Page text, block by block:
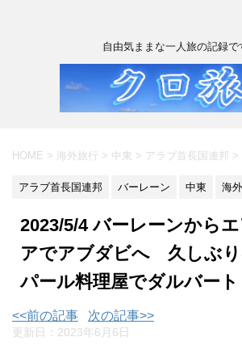
自由気ままな一人旅の記録で
HOME > 海外旅行 > 中東 > アラブ首長国連邦 >
アラブ首長国連邦 バーレーン 中東 海
2023/5/4 バーレーンから
アでアブダビへ 久しぶ
パール料理屋でダルバート
<<前の記事 次の記事>>
更新日： 2023年6月6日